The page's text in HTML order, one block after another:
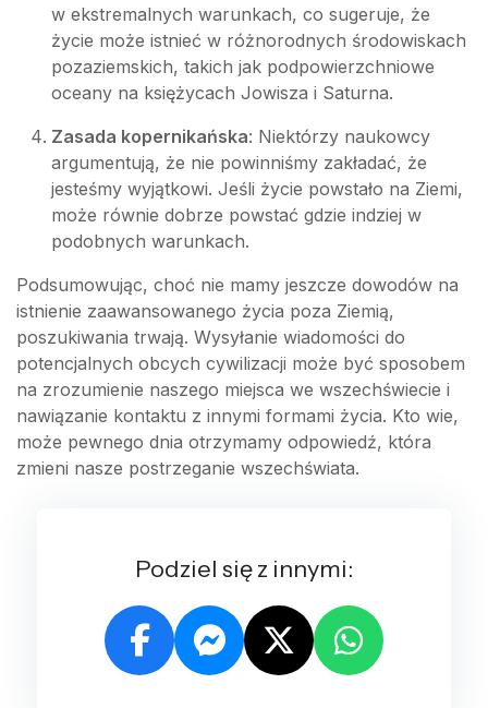
w ekstremalnych warunkach, co sugeruje, że
życie może istnieć w różnorodnych środowiskach
pozaziemskich, takich jak podpowierzchniowe
oceany na księżycach Jowisza i Saturna.
Zasada kopernikańska: Niektórzy naukowcy
argumentują, że nie powinniśmy zakładać, że
jesteśmy wyjątkowi. Jeśli życie powstało na Ziemi,
może równie dobrze powstać gdzie indziej w
podobnych warunkach.
Podsumowując, choć nie mamy jeszcze dowodów na
istnienie zaawansowanego życia poza Ziemią,
poszukiwania trwają. Wysyłanie wiadomości do
potencjalnych obcych cywilizacji może być sposobem
na zrozumienie naszego miejsca we wszechświecie i
nawiązanie kontaktu z innymi formami życia. Kto wie,
może pewnego dnia otrzymamy odpowiedź, która
zmieni nasze postrzeganie wszechświata.
Podziel się z innymi: